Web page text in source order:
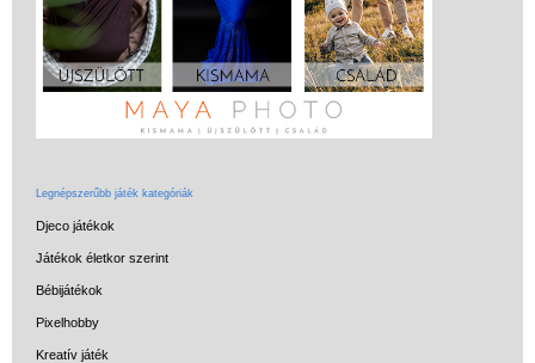
Legnépszerűbb játék kategóriák
Djeco játékok
Játékok életkor szerint
Bébijátékok
Pixelhobby
Kreatív játék